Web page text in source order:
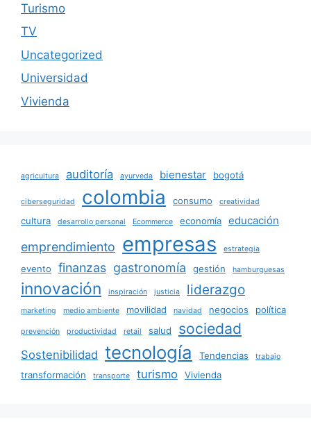
Turismo
TV
Uncategorized
Universidad
Vivienda
agricultura auditoría ayurveda bienestar bogotá
ciberseguridad colombia consumo creatividad
cultura desarrollo personal Ecommerce economía educación
emprendimiento empresas estrategia
evento finanzas gastronomía gestión hamburguesas
innovación inspiración justicia liderazgo
marketing medio ambiente movilidad navidad negocios política
prevención productividad retail salud sociedad
Sostenibilidad tecnología Tendencias trabajo
transformación transporte turismo Vivienda